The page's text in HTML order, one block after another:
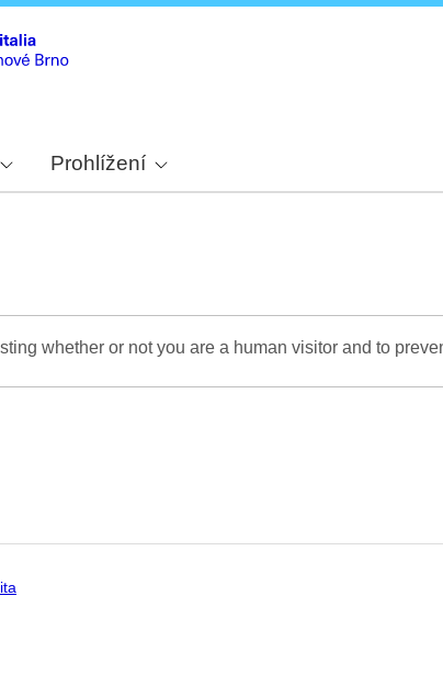
Prohlížení
whether or not you are a human visitor and to